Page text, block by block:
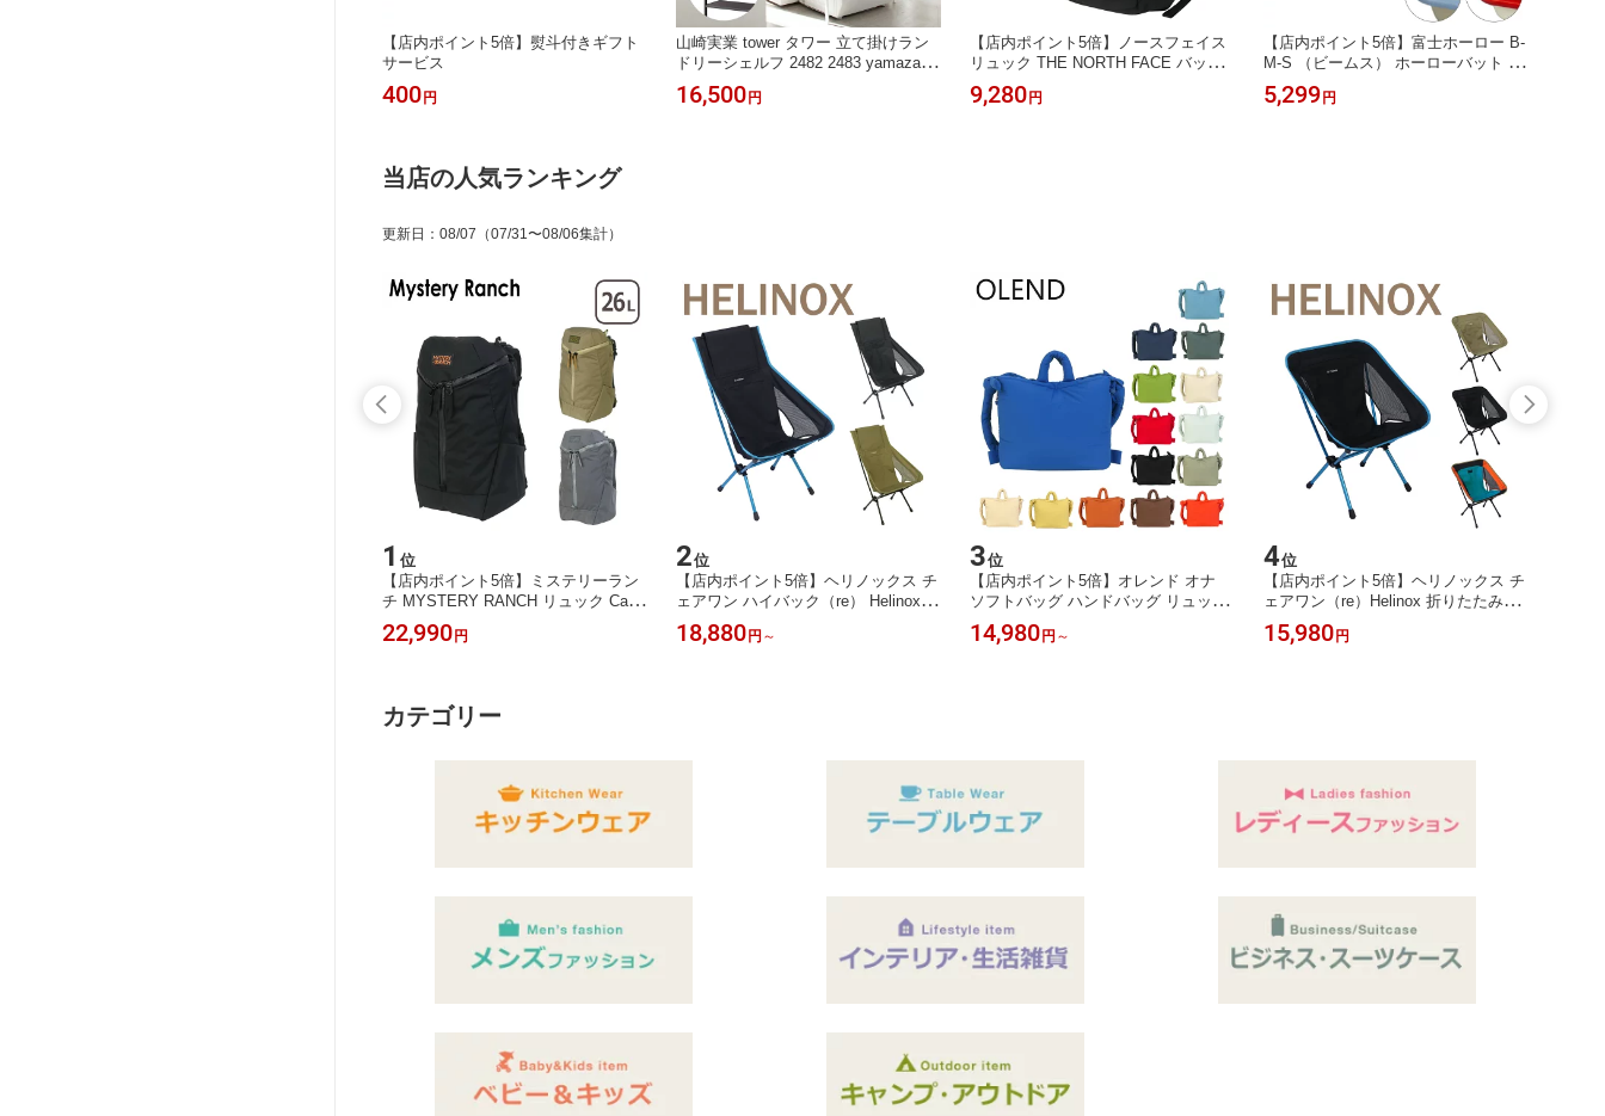
【店内ポイント5倍】熨斗付きギフト
サービス
400 円
山崎実業 tower タワー 立て掛けラン
ドリーシェルフ 2482 2483 yamazaki
公式 オンラインショップ 洗濯小物 収
納 ランドリーラック ランドリー収納
16,500 円
【店内ポイント5倍】ノースフェイス
リュック THE NORTH FACE バック
パック VAULT NF0A3VY2 ヴォルト 2
7L PC収納 メンズ レディース ザ・ノ
9,280 円
【店内ポイント5倍】富士ホーロー B-
M-S （ビームス） ホーローバット S
（30取） + M（21取） + L（18取） 3
サイズ 3点セット ほうろう
5,299 円
当店の人気ランキング
更新日 ： 08/07 （07/31〜08/06集計）
1 位
【店内ポイント5倍】ミステリーラン
チ MYSTERY RANCH リュック Catal
yst 26 バックパック 26L カタリスト
26 PC収納 メンズ レディース
22,990 円
2位
【店内ポイント5倍】ヘリノックス チ
ェアワン ハイバック（re） Helinox 折
りたたみチェア 軽量 Chair One Highb
ack（re）
18,880 円 ～
3位
【店内ポイント5倍】オレンド オナ
ソフトバッグ ハンドバッグ リュック
ショルダーバッグ 19L OLEND Ona S
oft Bag
14,980 円 ～
4位
【店内ポイント5倍】ヘリノックス チ
ェアワン（re）Helinox 折りたたみチ
ェア 軽量 Chair One（re）
15,980 円
カテゴリー